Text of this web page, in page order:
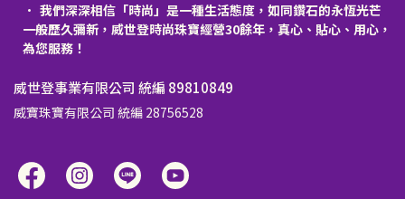
我們深深相信「時尚」是一種生活態度，如同鑽石的永恆光芒
一般歷久彌新，威世登時尚珠寶經營30餘年，真心、貼心、用心，
為您服務！
威世登事業有限公司 統編 89810849
威寶珠寶有限公司 統編 28756528